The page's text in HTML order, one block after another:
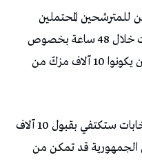
للمترشحين المحتملين
استكمال المعطيات الخاصة بالتزكيات خلال 48 ساعة بخصوص
نقاط التوزيع والتصحيح لكن يجب ان يكونوا 10 آلاف مزكّ من
وأشار في ذات السياق بأن هيئة الانتخابات ستكتفي بقبول 10 آلاف
الجمهورية قد تمكن من